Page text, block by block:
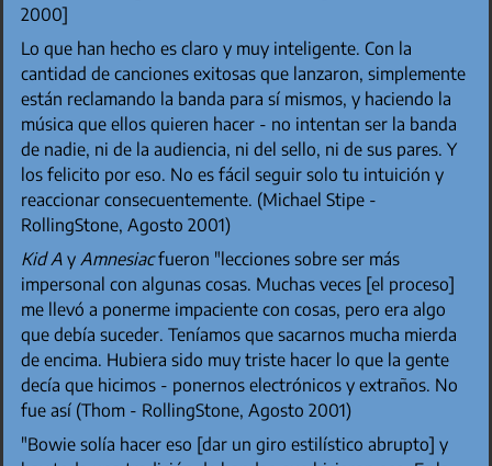
2000]
Lo que han hecho es claro y muy inteligente. Con la
cantidad de canciones exitosas que lanzaron, simplemente
están reclamando la banda para sí mismos, y haciendo la
música que ellos quieren hacer - no intentan ser la banda
de nadie, ni de la audiencia, ni del sello, ni de sus pares. Y
los felicito por eso. No es fácil seguir solo tu intuición y
reaccionar consecuentemente. (Michael Stipe -
RollingStone, Agosto 2001)
Kid A y Amnesiacfueron "lecciones sobre ser más
impersonal con algunas cosas. Muchas veces [el proceso]
me llevó a ponerme impaciente con cosas, pero era algo
que debía suceder. Teníamos que sacarnos mucha mierda
de encima. Hubiera sido muy triste hacer lo que la gente
decía que hicimos - ponernos electrónicos y extraños. No
fue así (Thom - RollingStone, Agosto 2001)
"Bowie solía hacer eso [dar un giro estilístico abrupto] y